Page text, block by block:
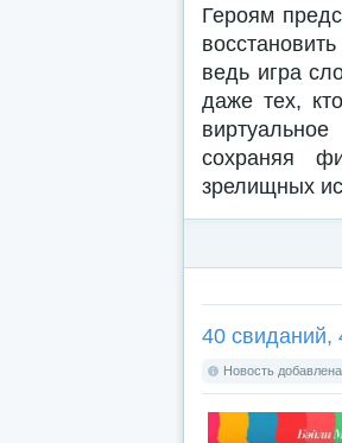
Героям
ведь игра
даже тех,
сохраняя
зрелищных
40 свиданий,
Новость